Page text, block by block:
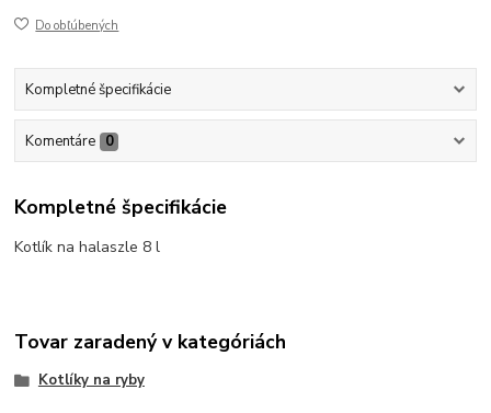
Do obľúbených
Kompletné špecifikácie
Komentáre 0
Kompletné špecifikácie
Kotlík na halaszle 8 l
Tovar zaradený v kategóriách
Kotlíky na ryby